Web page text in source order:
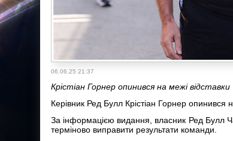
06.06.25 21:37
Крістіан Горнер опинився на межі відставки
Керівник Ред Булл Крістіан Горнер опинився
За інформацією видання, власник Ред Булл
терміново виправити результати команди.